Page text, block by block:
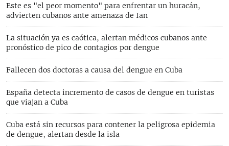
Este es "el peor momento" para enfrentar un huracán,
advierten cubanos ante amenaza de Ian
La situación ya es caótica, alertan médicos cubanos ante
pronóstico de pico de contagios por dengue
Fallecen dos doctoras a causa del dengue en Cuba
España detecta incremento de casos de dengue en turistas
que viajan a Cuba
Cuba está sin recursos para contener la peligrosa epidemia
de dengue, alertan desde la isla